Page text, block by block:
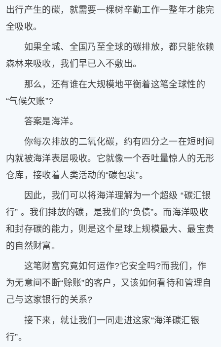
物
生
科
片
滚
动
﹥
出行产生的碳，就需要一棵树辛勤工作一整年才能完
全吸收。
如果全城、全国乃至全球的碳排放，都只能依赖
森林来吸收，我们早已入不敷出。
那么，还有谁在大规模地平衡着这笔全球性的
“气候欠账”?
答案是海洋。
你每次排放的二氧化碳，约有四分之一在短时间
内就被海洋表层吸收。它就像一个吞吐量惊人的无形
仓库，接收着人类活动的“碳包裹”。
因此，我们可以将海洋理解为一个超级 “碳汇银
行” 。我们排放的碳，是我们的“负债”。而海洋吸收
和封存碳的能力，则是这个星球上规模最大、最宝贵
的自然财富。
这笔财富究竟如何运作?它安全吗?而我们，作
为无意间不断“赊账”的客户，又该如何看待和管理自
己与这家银行的关系?
接下来，就让我们一同走进这家“海洋碳汇银
行”。